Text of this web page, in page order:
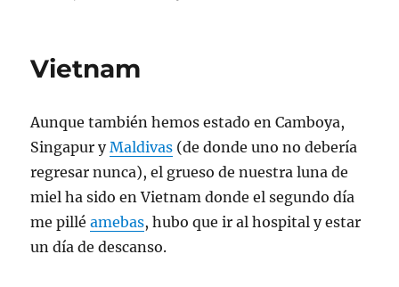
vietamita
Vietnam
Aunque también hemos estado en Camboya,
Singapur yMaldivas (de donde uno no debería
regresar nunca), el grueso de nuestra luna de
miel ha sido en Vietnam donde el segundo día
me pilléamebas, hubo que ir al hospital y estar
un día de descanso.